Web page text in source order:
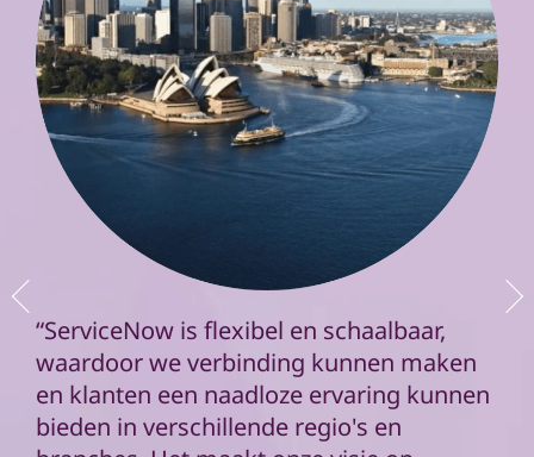
“ServiceNow is flexibel en schaalbaar,
waardoor we verbinding kunnen maken
en klanten een naadloze ervaring kunnen
bieden in verschillende regio's en